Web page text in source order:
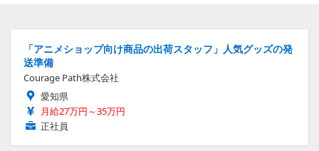
「アニメショップ向け商品の出荷スタッフ」人気グッズの発
送準備
Courage Path株式会社
愛知県
月給27万円～35万円
正社員